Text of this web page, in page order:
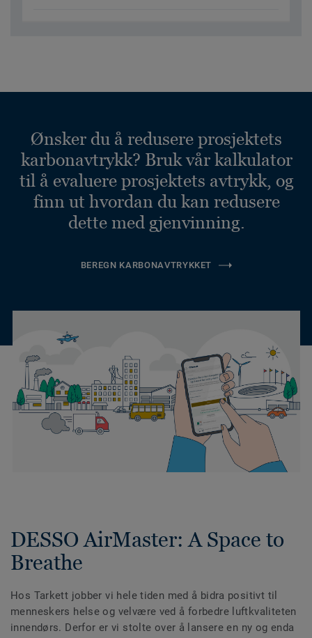
Ønsker du å redusere prosjektets
karbonavtrykk? Bruk vår kalkulator
til å evaluere prosjektets avtrykk, og
finn ut hvordan du kan redusere
dette med gjenvinning.
BEREGN KARBONAVTRYKKET
DESSO AirMaster: A Space to
Breathe
Hos Tarkett jobber vi hele tiden med å bidra positivt til
menneskers helse og velvære ved å forbedre luftkvaliteten
innendørs. Derfor er vi stolte over å lansere en ny og enda